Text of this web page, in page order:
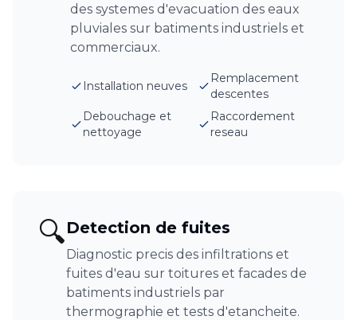
des systemes d'evacuation des eaux
pluviales sur batiments industriels et
commerciaux.
Installation neuves
Remplacement
descentes
Debouchage et
nettoyage
Raccordement
reseau
🔍Detection de fuites
Diagnostic precis des infiltrations et
fuites d'eau sur toitures et facades de
batiments industriels par
thermographie et tests d'etancheite.